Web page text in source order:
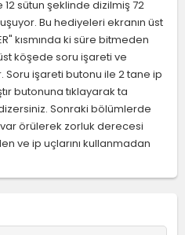
sütun şeklinde dizilmiş 72
Bu hediyeleri ekranın üst
kısmında ki süre bitmeden
köşede soru işareti ve
Soru işareti butonu ile 2 tane ip
butonuna tıklayarak ta
Sonraki bölümlerde
örülerek zorluk derecesi
ve ip uçlarını kullanmadan